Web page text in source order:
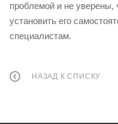
проблемой и не уверены,
установить его
специалистам.
НАЗАД К СПИСКУ